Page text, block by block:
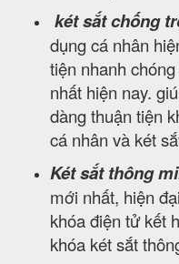
két sắt chống
dụng cá nhân
tiện nhanh
nhất hiện nay.
dàng thuận tiện
cá nhân và két
Két sắt thông
mới nhất, hiện
khóa điện tử kết
khóa két sắt